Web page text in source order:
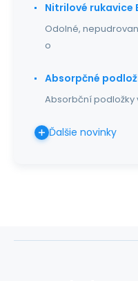
Nitrilové rukavice
Odolné,
o
Absorpčné
Absorbční podložky
Ďalšie novinky